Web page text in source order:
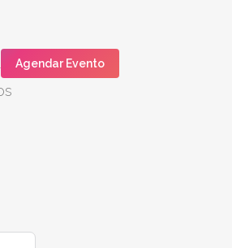
Agendar Evento